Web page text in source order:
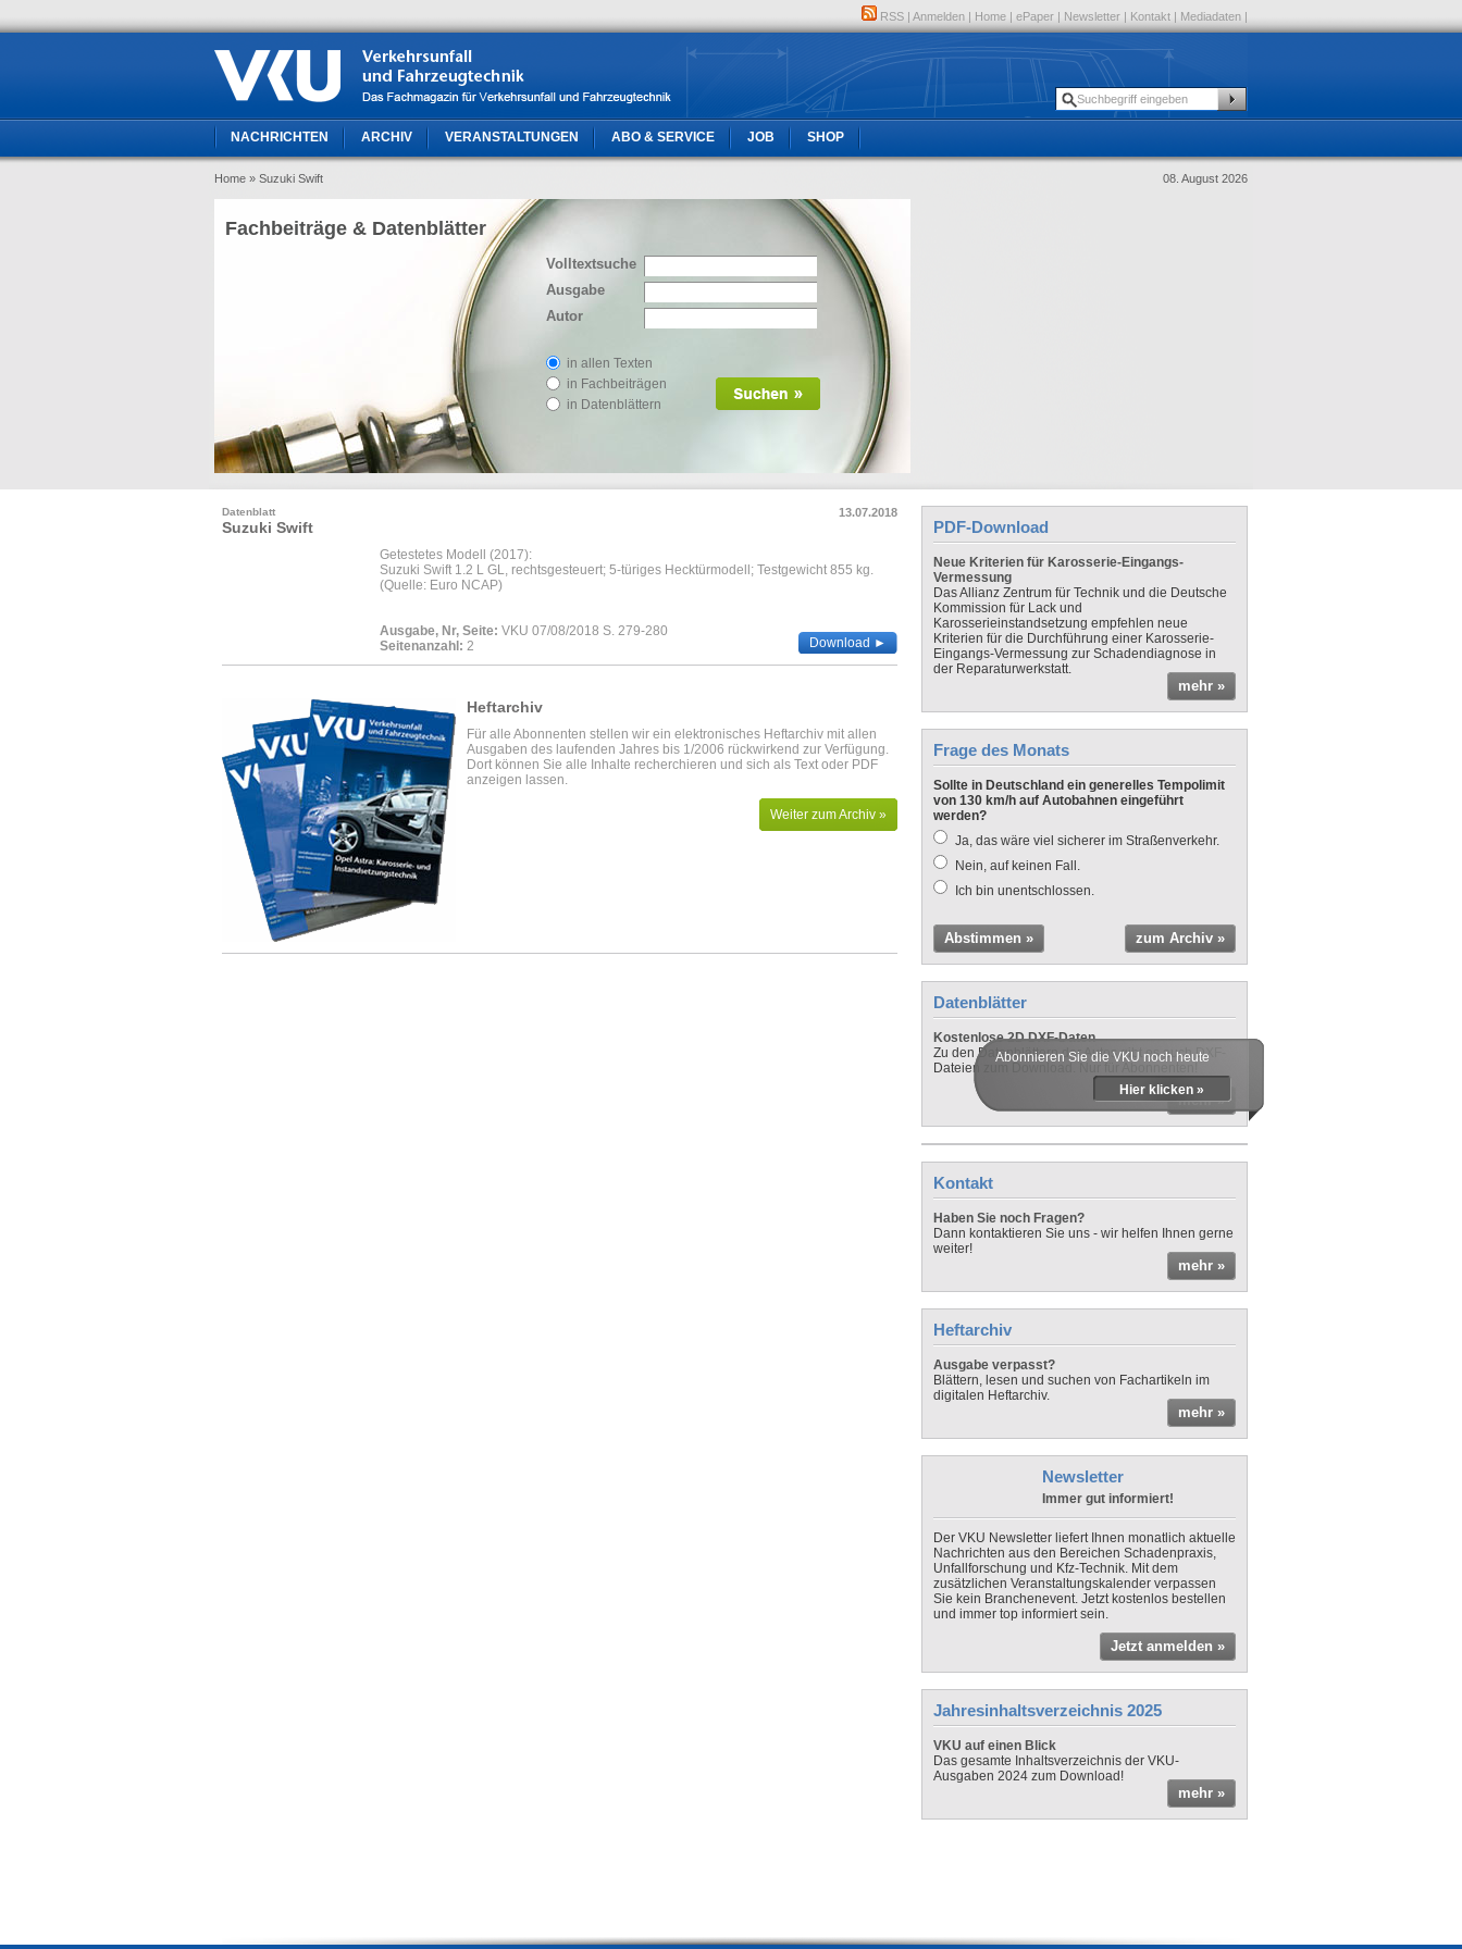
RSS | Anmelden | Home | ePaper | Newsletter | Kontakt | Mediadaten |
NACHRICHTEN ARCHIV VERANSTALTUNGEN ABO & SERVICE JOB SHOP
Home » Suzuki Swift 08. August 2026
Volltextsuche
Ausgabe
Autor
in allen Texten
in Fachbeiträgen
in Datenblättern
Fachbeiträge & Datenblätter
13.07.2018
Datenblatt
Suzuki Swift
Getestetes Modell (2017):
Suzuki Swift 1.2 L GL, rechtsgesteuert; 5-türiges Hecktürmodell; Testgewicht 855 kg.
(Quelle: Euro NCAP)
Ausgabe, Nr, Seite: VKU 07/08/2018 S. 279-280
Seitenanzahl: 2 Download ►
Heftarchiv
Für alle Abonnenten stellen wir ein elektronisches Heftarchiv mit allen
Ausgaben des laufenden Jahres bis 1/2006 rückwirkend zur Verfügung.
Dort können Sie alle Inhalte recherchieren und sich als Text oder PDF
anzeigen lassen.
Weiter zum Archiv »
PDF-Download
Neue Kriterien für Karosserie-Eingangs-
Vermessung
Das Allianz Zentrum für Technik und die Deutsche
Kommission für Lack und
Karosserieinstandsetzung empfehlen neue
Kriterien für die Durchführung einer Karosserie-
Eingangs-Vermessung zur Schadendiagnose in
der Reparaturwerkstatt.
mehr »
Frage des Monats
Sollte in Deutschland ein generelles Tempolimit
von 130 km/h auf Autobahnen eingeführt
werden?
Ja, das wäre viel sicherer im Straßenverkehr.
Nein, auf keinen Fall.
Ich bin unentschlossen.
Abstimmen » zum Archiv »
Datenblätter
Kostenlose 2D DXF-Daten
Zu den Datenblättern der Autos gibt es auch DXF-
Dateien zum Download. Nur für Abonnenten!
mehr »
Abonnieren Sie die VKU noch heute
Hier klicken »
Kontakt
Haben Sie noch Fragen?
Dann kontaktieren Sie uns - wir helfen Ihnen gerne
weiter!
mehr »
Heftarchiv
Ausgabe verpasst?
Blättern, lesen und suchen von Fachartikeln im
digitalen Heftarchiv.
mehr »
Newsletter
Immer gut informiert!
Der VKU Newsletter liefert Ihnen monatlich aktuelle
Nachrichten aus den Bereichen Schadenpraxis,
Unfallforschung und Kfz-Technik. Mit dem
zusätzlichen Veranstaltungskalender verpassen
Sie kein Branchenevent. Jetzt kostenlos bestellen
und immer top informiert sein.
Jetzt anmelden »
Jahresinhaltsverzeichnis 2025
VKU auf einen Blick
Das gesamte Inhaltsverzeichnis der VKU-
Ausgaben 2024 zum Download!
mehr »